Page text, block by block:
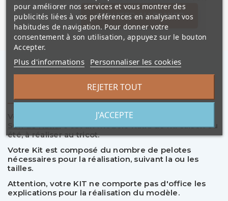
AJOUTER AU PANIER
Voici votre "Kit Modèle" dePull Enfant en Degradé
Sun de Katia, c'est un modèle Katia de mi saison ou
été, à réaliser au tricot.
Votre Kit est composé du nombre de pelotes
nécessaires pour la réalisation, suivant la ou les
tailles.
Attention, votre KIT ne comporte pas d'office les
explications pour la réalisation du modèle.
pour améliorer nos services et vous montrer des
publicités liées à vos préférences en analysant vos
habitudes de navigation. Pour donner votre
consentement à son utilisation, appuyez sur le bouton
Accepter.
Plus d'informations Personnaliser les cookies
REJETER TOUT
J'ACCEPTE